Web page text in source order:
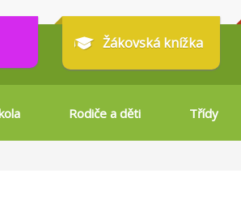
Žákovská knížka
Rodiče a děti Třídy